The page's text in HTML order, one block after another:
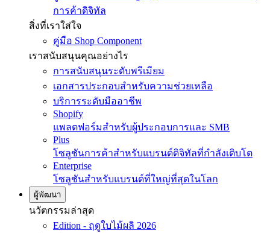
การค้าดิจิทัล
สิ่งที่เราใส่ใจ
คู่มือ Shop Component
เราสนับสนุนคุณอย่างไร
การสนับสนุนระดับพรีเมียม
เอกสารประกอบสำหรับความช่วยเหลือ
บริการระดับมืออาชีพ
Shopify
แพลตฟอร์มสำหรับผู้ประกอบการและ SMB
Plus
โซลูชันการค้าสำหรับแบรนด์ดิจิทัลที่กำลังเติบโต
Enterprise
โซลูชันสำหรับแบรนด์ที่ใหญ่ที่สุดในโลก
ผู้พัฒนา
นวัตกรรมล่าสุด
Edition - ฤดูใบไม้ผลิ 2026